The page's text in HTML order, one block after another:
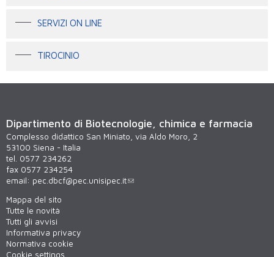
SERVIZI ON LINE
TIROCINIO
Dipartimento di Biotecnologie, chimica e farmacia
Complesso didattico San Miniato, via Aldo Moro, 2
53100 Siena - Italia
tel. 0577 234262
fax 0577 234254
email: pec.dbcf@pec.unisipec.it
Mappa del sito
Tutte le novità
Tutti gli avvisi
Informativa privacy
Normativa cookie
Cookie settings